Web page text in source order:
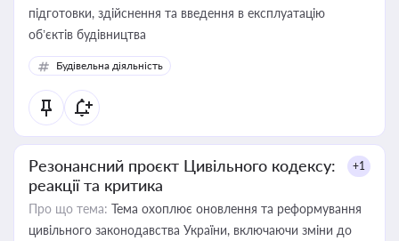
підготовки, здійснення та введення в експлуатацію
об’єктів будівництва
Будівельна діяльність
Резонансний проєкт Цивільного кодексу:
реакції та критика
+1
Про що тема: Тема охоплює оновлення та реформування
цивільного законодавства України, включаючи зміни до